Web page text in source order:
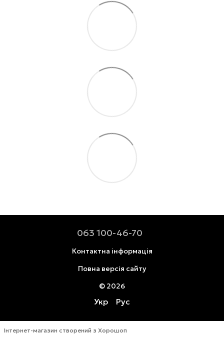
063 100-46-70
Контактна інформація
Повна версія сайту
© 2026
Укр Рус
Інтернет-магазин створений з Хорошоп